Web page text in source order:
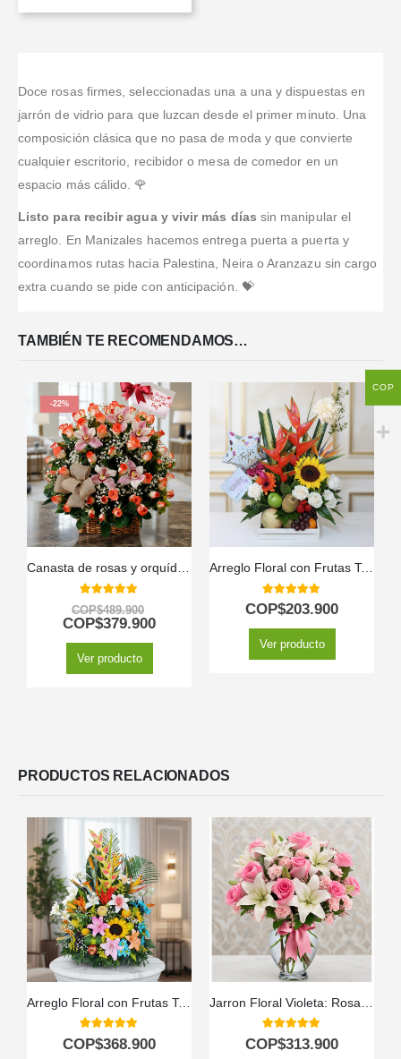
Doce rosas firmes, seleccionadas una a una y dispuestas en
jarrón de vidrio para que luzcan desde el primer minuto. Una
composición clásica que no pasa de moda y que convierte
cualquier escritorio, recibidor o mesa de comedor en un
espacio más cálido. 🌹
Listo para recibir agua y vivir más días sin manipular el
arreglo. En Manizales hacemos entrega puerta a puerta y
coordinamos rutas hacia Palestina, Neira o Aranzazu sin cargo
extra cuando se pide con anticipación. 💝
TAMBIÉN TE RECOMENDAMOS…
-22%
Canasta de rosas y orquídeas
5.00 out of 5
COP$489.900
COP$379.900
Ver producto
Arreglo Floral con Frutas Tamarillo
5.00out of 5
COP$203.900
Ver producto
PRODUCTOS RELACIONADOS
Arreglo Floral con Frutas Tentación
5.00out of 5
COP$368.900 5.00out of 5
COP$313.900
COP